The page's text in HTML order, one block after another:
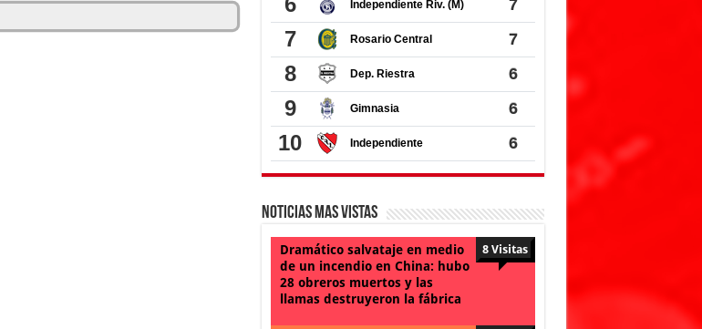
Noticias Mas Vistas
Dramático salvataje en medio
de un incendio en China: hubo
28 obreros muertos y las
llamas destruyeron la fábrica
8 Visitas